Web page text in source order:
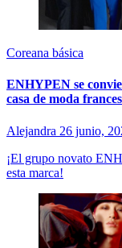
Coreana básica
ENHYPEN se
casa de moda
Alejandra 26 junio,
¡El grupo novato
esta marca!